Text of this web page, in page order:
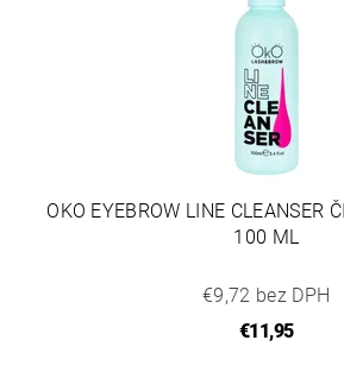
OKO EYEBROW LINE CLEANSER
100 ML
€9,72 bez DPH
€11,95